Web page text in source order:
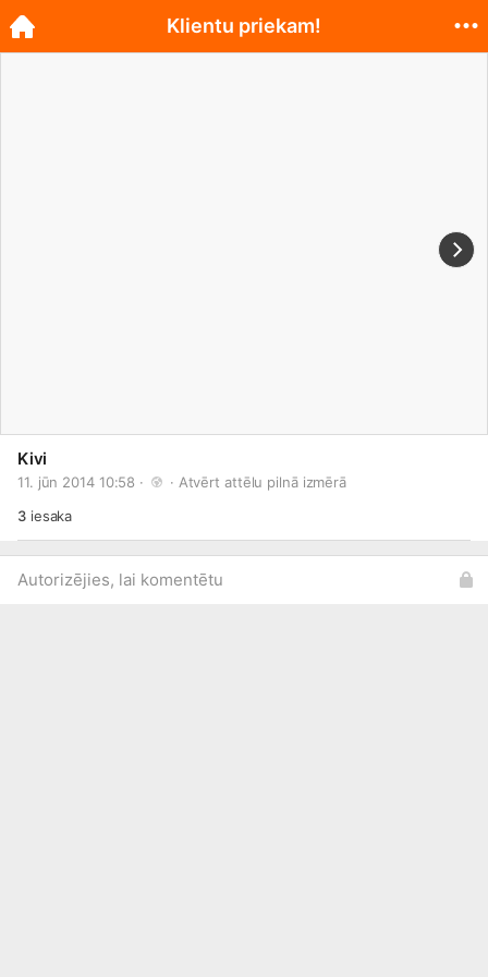
Kivi
11. jūn 2014 10:58 · · Atvērt attēlu pilnā izmērā
3iesaka
Autorizējies, lai komentētu
Klientu priekam!